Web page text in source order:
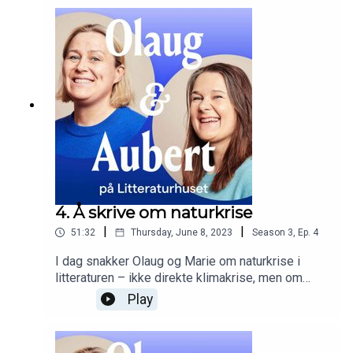
blant annet snakket om utroskap, klasse, musikk,
dagbøker, og 90-tallet. I denne sesongen skal de
snakke om kritikk, translitteratur og trening – og
mye mer. Første episode kommer 3. november!
4. Å skrive om naturkrise
51:32 | Thursday, June 8, 2023 | Season 3, Ep. 4
I dag snakker Olaug og Marie om naturkrise i
litteraturen – ikke direkte klimakrise, men om
forholdet mellom natur og menneske og om tap
av artsmangfold, ofte som følge av menneskelig
aktivitet. Er naturlitteratur den nye politiske
litteraturen? Hva er endringsblindhet og rewilding,
Play